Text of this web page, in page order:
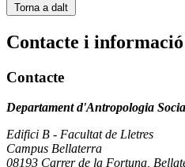
Torna a dalt
Contacte i
Contacte
Departament d'Antropologia
Edifici B - Facultat de Lletres
Campus Bellaterra
08193 Carrer de la Fortuna,